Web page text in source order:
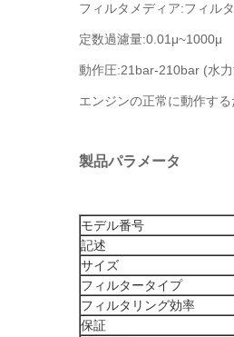
フィルタメディア:フィル
定数過濾量:0.01μ~1000μ
動作圧:21bar-210bar (水
エンジンの正常に動作す
製品パラメータ
モデル番号
記述
サイズ
フィルタータイプ
フィルタリング効率
保証